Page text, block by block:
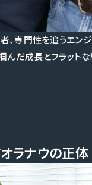
専門性を追うエン
だ成長とフラット
ラナウの正体